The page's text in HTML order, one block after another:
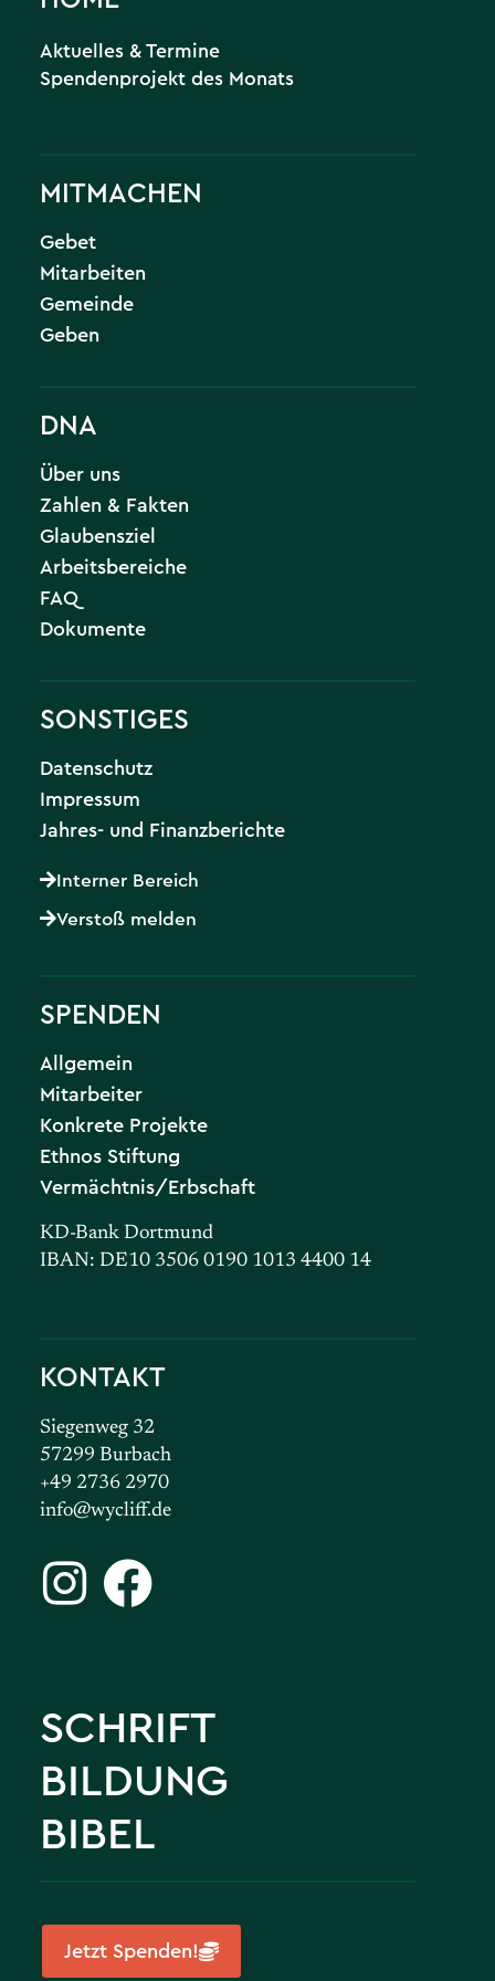
Aktuelles & Termine
Spendenprojekt des Monats
MITMACHEN
Gebet
Mitarbeiten
Gemeinde
Geben
DNA
Über uns
Zahlen & Fakten
Glaubensziel
Arbeitsbereiche
FAQ
Dokumente
KONTAKT
Siegenweg 32
57299 Burbach
+49 2736 2970
info@wycliff.de
SPENDEN
Allgemein
Mitarbeiter
Konkrete Projekte
Ethnos Stiftung
Vermächtnis/Erbschaft
KD-Bank Dortmund
IBAN: DE10 3506 0190 1013 4400 14
SONSTIGES
Datenschutz
Impressum
Jahres- und Finanzberichte
Interner Bereich
Verstoß melden
SCHRIFT
BILDUNG
BIBEL
Jetzt Spenden!